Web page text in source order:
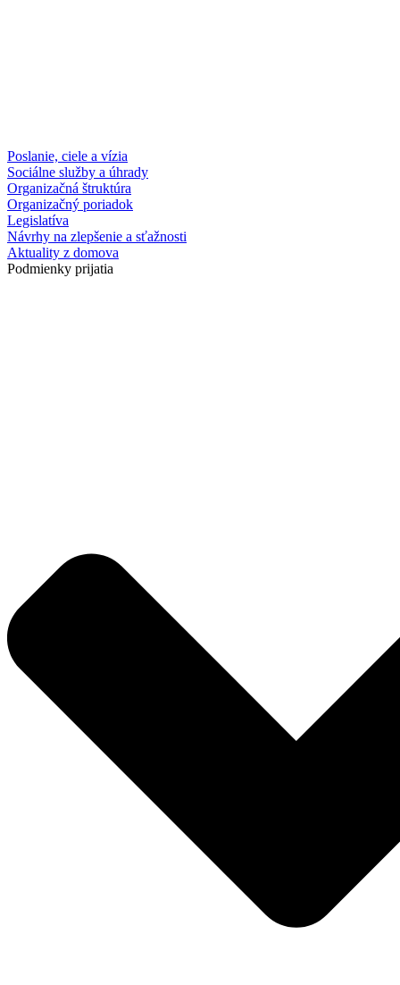
Poslanie, ciele a vízia
Sociálne služby a úhrady
Organizačná štruktúra
Organizačný poriadok
Legislatíva
Návrhy na zlepšenie a sťažnosti
Aktuality z domova
Podmienky prijatia